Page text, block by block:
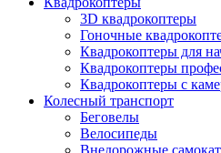
3D квадрокоптеры
Гоночные
Квадрокоптеры для
Квадрокоптеры
Квадрокоптеры с
Колесный транспорт
Беговелы
Велосипеды
Внедорожные